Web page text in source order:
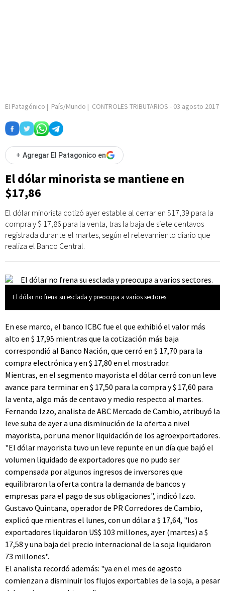
El Patagónico | País/Mundo | CONTROLES TRIBUTARIOS - 03 agosto 2017
+ Agregar El Patagonico en
El dólar minorista se mantiene en
$17,86
El dólar minorista cotizó ayer estable al cerrar en $17,39 para la
compra y $ 17,86 para la venta, tras la baja de siete centavos
registrada durante el martes, según el relevamiento diario que
realiza el Banco Central.
El dólar no frena su esclada y preocupa a varios sectores.
En ese marco, el banco ICBC fue el que exhibió el valor más
alto en $ 17,95 mientras que la cotización más baja
correspondió al Banco Nación, que cerró en $ 17,70 para la
compra electrónica y en $ 17,80 en el mostrador.
Mientras, en el segmento mayorista el dólar cerró con un leve
avance para terminar en $ 17,50 para la compra y $ 17,60 para
la venta, algo más de centavo y medio respecto al martes.
Fernando Izzo, analista de ABC Mercado de Cambio, atribuyó la
leve suba de ayer a una disminución de la oferta a nivel
mayorista, por una menor liquidación de los agroexportadores.
"El dólar mayorista tuvo un leve repunte en un día que bajó el
volumen liquidado de exportadores que no pudo ser
compensada por algunos ingresos de inversores que
equilibraron la oferta contra la demanda de bancos y
empresas para el pago de sus obligaciones", indicó Izzo.
Gustavo Quintana, operador de PR Corredores de Cambio,
explicó que mientras el lunes, con un dólar a $ 17,64, "los
exportadores liquidaron US$ 103 millones, ayer (martes) a $
17,58 y una baja del precio internacional de la soja liquidaron
73 millones".
El analista recordó además: "ya en el mes de agosto
comienzan a disminuir los flujos exportables de la soja, a pesar